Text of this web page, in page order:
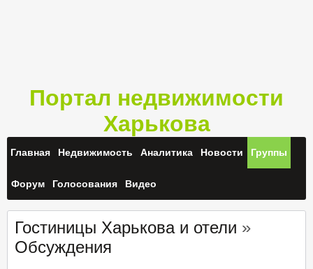
Портал недвижимости
Харькова
Главная Недвижимость Аналитика Новости Группы
Форум Голосования Видео
Гостиницы Харькова и отели »
Обсуждения